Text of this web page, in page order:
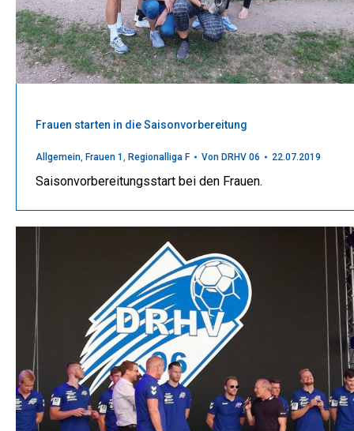
Frauen starten in die Saisonvorbereitung
Allgemein Frauen 1 Regionalliga F Von DRHV 06 22.07.2019
Saisonvorbereitungsstart bei den Frauen.